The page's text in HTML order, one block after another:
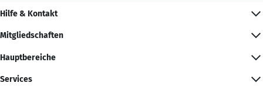
Hilfe & Kontakt
Mitgliedschaften
Hauptbereiche
Services